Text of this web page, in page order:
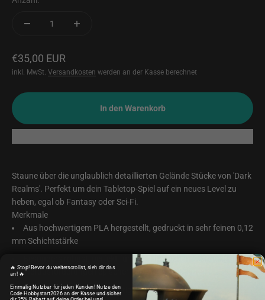
Angebot
€35,00 EUR
inkl. MwSt. Versandkosten werden an der Kasse berechnet
In den Warenkorb
Staune über die unglaublich detaillierten Gelände Stücke von 'Dark
Realms'. Perfekt um dein Tabletop-Spiel auf ein neues Level zu
heben, egal ob Fantasy oder Sci-Fi.
Merkmale
Aus hochwertigem PLA hergestellt, gedruckt in sehr feinen 0,12
mm Schichtstärke
Besonders robust, perfekt für den alltäglichen Gebrauch und
die Herausforderungen epischer Tabletop-Schlachten.
Direkt Bastel und Bemal-fertig!
🔥 Stop! Bevor du weiterscrollst, sieh dir das
an! 🔥
Einmalig Nutzbar für jeden Kunden! Nutze den
Code Hobbystart2026 an der Kasse und sicher